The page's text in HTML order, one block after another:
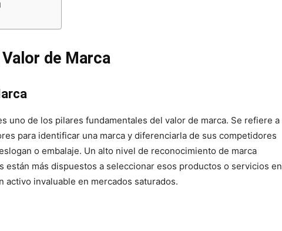
de Marca
uno de los pilares fundamentales del valor de marca. Se refiere a
para identificar una marca y diferenciarla de sus competidores
o embalaje. Un alto nivel de reconocimiento de marca
están más dispuestos a seleccionar esos productos o servicios en
activo invaluable en mercados saturados.